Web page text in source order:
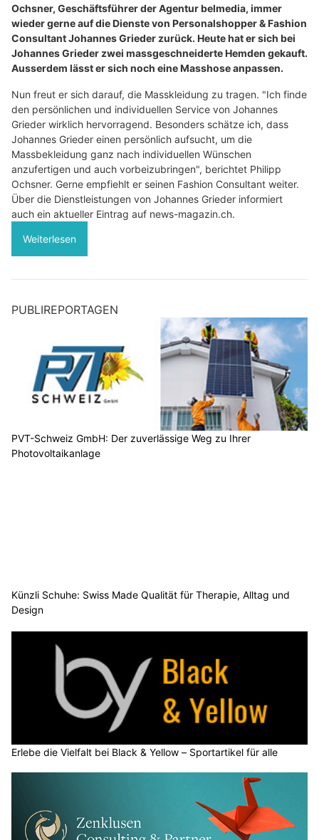
Ochsner, Geschäftsführer der Agentur belmedia, immer
wieder gerne auf die Dienste von Personalshopper & Fashion
Consultant Johannes Grieder zurück. Heute hat er sich bei
Johannes Grieder zwei massgeschneiderte Hemden gekauft.
Ausserdem lässt er sich noch eine Masshose anpassen.
Nun freut er sich darauf, die Masskleidung zu tragen. "Ich finde
den persönlichen und individuellen Service von Johannes
Grieder wirklich hervorragend. Besonders schätze ich, dass
Johannes Grieder einen persönlich aufsucht, um die
Massbekleidung ganz nach individuellen Wünschen
anzufertigen und auch vorbeizubringen", berichtet Philipp
Ochsner. Gerne empfiehlt er seinen Fashion Consultant weiter.
Über die Dienstleistungen von Johannes Grieder informiert
auch ein aktueller Eintrag auf news-magazin.ch.
Weiterlesen
PUBLIREPORTAGEN
PVT-Schweiz GmbH: Der zuverlässige Weg zu Ihrer
Photovoltaikanlage
Künzli Schuhe: Swiss Made Qualität für Therapie, Alltag und
Design
Erlebe die Vielfalt bei Black & Yellow – Sportartikel für alle